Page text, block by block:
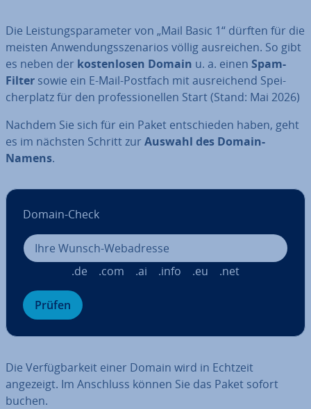
Die Leis­tungs­pa­ra­me­ter von „Mail Basic 1“ dürften für die
meisten An­wen­dungs­sze­na­ri­os völlig aus­rei­chen. So gibt
es neben der kos­ten­lo­sen Domain u. a. einen Spam-
Filter sowie ein E-Mail-Postfach mit aus­rei­chend Spei­
cher­platz für den pro­fes­sio­nel­len Start (Stand: Mai 2026)
Nachdem Sie sich für ein Paket ent­schie­den haben, geht
es im nächsten Schritt zur Auswahl des Domain-
Namens.
Domain-Check
.de .com .ai .info .eu .net
Prüfen
Die Ver­füg­bar­keit einer Domain wird in Echtzeit
angezeigt. Im Anschluss können Sie das Paket sofort
buchen.